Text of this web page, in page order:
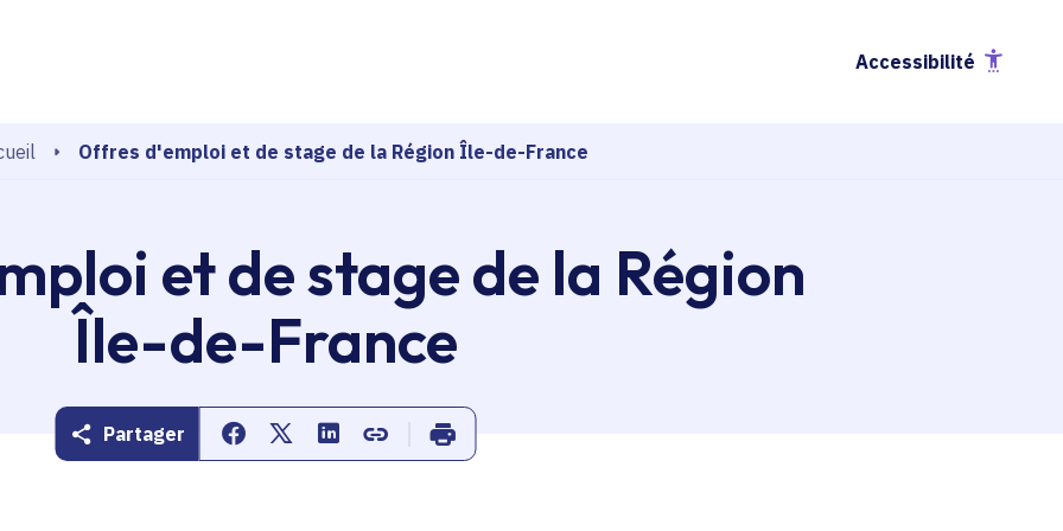
Accessibilité
Offres d'emploi et de stage de la Région Île-de-France
et de stage de la Région
Île-de-France
Partager Partager sur Facebook
Partager sur Twitter
Partager sur Linkedin
Copier dans le presse-papier
Imprimer